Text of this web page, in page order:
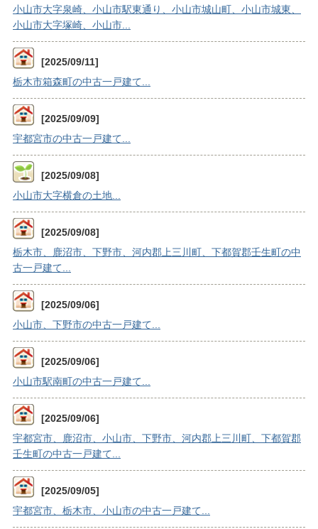
小山市大字泉崎、小山市駅東通り、小山市城山町、小山市城東、
小山市大字塚崎、小山市...
[2025/09/11]
栃木市箱森町の中古一戸建て...
[2025/09/09]
宇都宮市の中古一戸建て...
[2025/09/08]
小山市大字横倉の土地...
[2025/09/08]
栃木市、鹿沼市、下野市、河内郡上三川町、下都賀郡壬生町の中
古一戸建て...
[2025/09/06]
小山市、下野市の中古一戸建て...
[2025/09/06]
小山市駅南町の中古一戸建て...
[2025/09/06]
宇都宮市、鹿沼市、小山市、下野市、河内郡上三川町、下都賀郡
壬生町の中古一戸建て...
[2025/09/05]
宇都宮市、栃木市、小山市の中古一戸建て...